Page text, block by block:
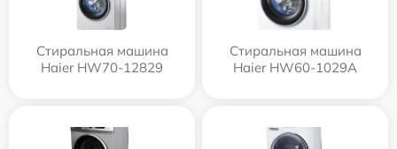
Стиральная машина
Haier HW70-12829
Стиральная машина
Haier HW60-1029A